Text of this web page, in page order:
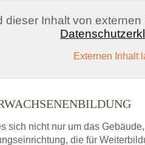
dieser Inhalt von
Externen Inhalt
sich nicht nur um das
die für